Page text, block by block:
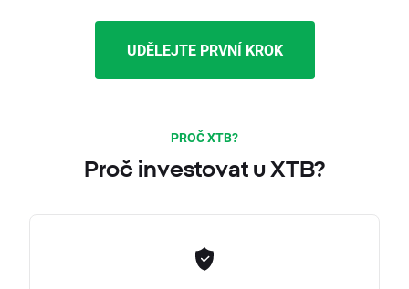
UDĚLEJTE PRVNÍ KROK
PROČ XTB?
Proč investovat u XTB?